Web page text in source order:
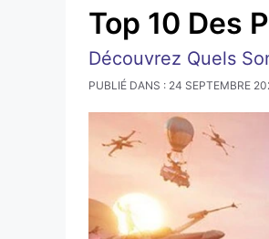
Top 10 Des
Découvrez Quels
PUBLIÉ DANS : 24 SEPTEMBRE